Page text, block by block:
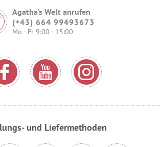
Agatha's Welt anrufen
(+43) 664 99493673
Mo - Fr 9:00 - 15:00
und Liefermethoden